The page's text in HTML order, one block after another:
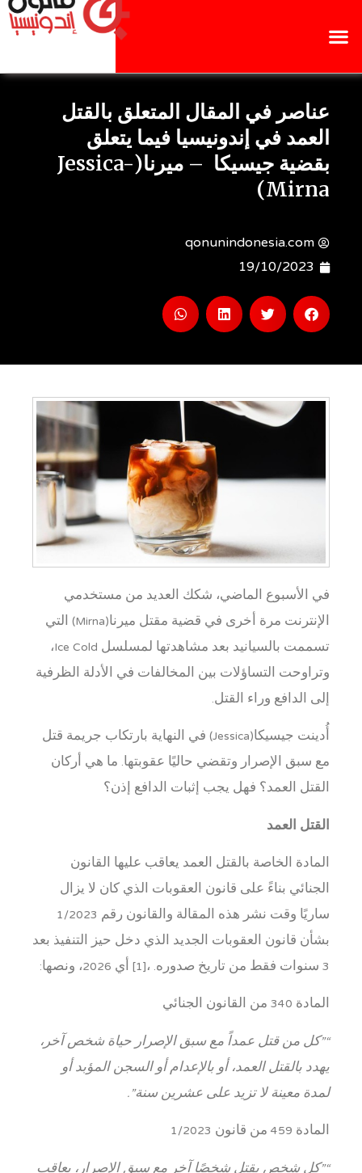
عناصر في المقال المتعلق بالقتل
العمد في إندونيسيا فيما يتعلق
بقضية جيسيكا – ميرنا(Jessica-
Mirna)
qonunindonesia.com
19/10/2023
في الأسبوع الماضي، شكك العديد من مستخدمي
الإنترنت مرة أخرى في قضية مقتل ميرنا(Mirna) التي
تسممت بالسيانيد بعد مشاهدتها لمسلسل Ice Cold،
وتراوحت التساؤلات بين المخالفات في الأدلة الظرفية
إلى الدافع وراء القتل.
أُدينت جيسيكا(Jessica) في النهاية بارتكاب جريمة قتل
مع سبق الإصرار وتقضي حاليًا عقوبتها. ما هي أركان
القتل العمد؟ فهل يجب إثبات الدافع إذن؟
القتل العمد
المادة الخاصة بالقتل العمد يعاقب عليها القانون
الجنائي بناءً على قانون العقوبات الذي كان لا يزال
ساريًا وقت نشر هذه المقالة والقانون رقم 1/2023
بشأن قانون العقوبات الجديد الذي دخل حيز التنفيذ بعد
3 سنوات فقط من تاريخ صدوره. ،[1] أي 2026، ونصها:
المادة 340 من القانون الجنائي
“”كل من قتل عمداً مع سبق الإصرار حياة شخص آخر،
يهدد بالقتل العمد، أو بالإعدام أو السجن المؤبد أو
لمدة معينة لا تزيد على عشرين سنة”.
المادة 459 من قانون 1/2023